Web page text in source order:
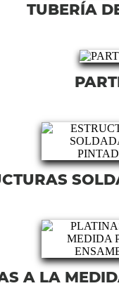
TUBERÍA
A LA